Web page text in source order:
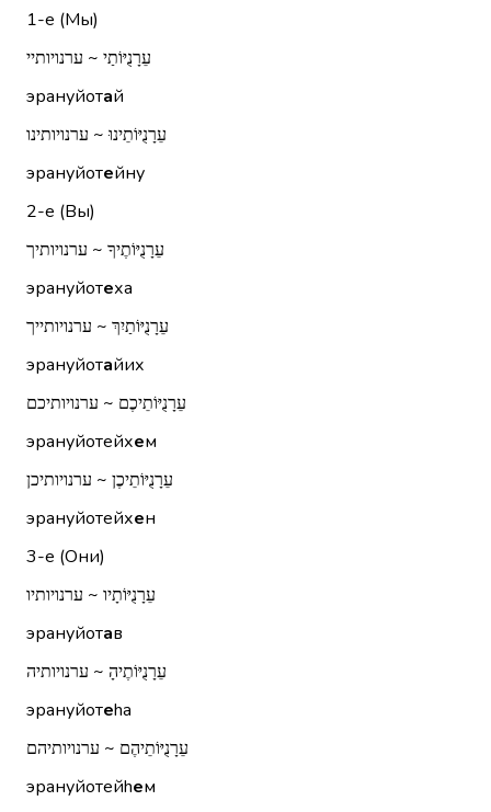
1-е (Мы)
עֵרָנֻיּוֹתַי ~ ערנויותיי
эрануйотай
עֵרָנֻיּוֹתֵינוּ ~ ערנויותינו
эрануйотейну
2-е (Вы)
עֵרָנֻיּוֹתֶיךָ ~ ערנויותיך
эрануйотеха
עֵרָנֻיּוֹתַיִךְ ~ ערנויותייך
эрануйотайих
עֵרָנֻיּוֹתֵיכֶם ~ ערנויותיכם
эрануйотейхем
עֵרָנֻיּוֹתֵיכֶן ~ ערנויותיכן
эрануйотейхен
3-е (Они)
עֵרָנֻיּוֹתָיו ~ ערנויותיו
эрануйотав
עֵרָנֻיּוֹתֶיהָ ~ ערנויותיה
эрануйотеhа
עֵרָנֻיּוֹתֵיהֶם ~ ערנויותיהם
эрануйотейhем